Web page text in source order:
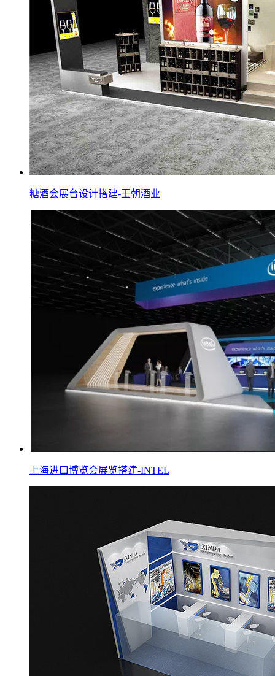
糖酒会展台设计搭建-王朝酒业
上海进口博览会展览搭建-INTEL